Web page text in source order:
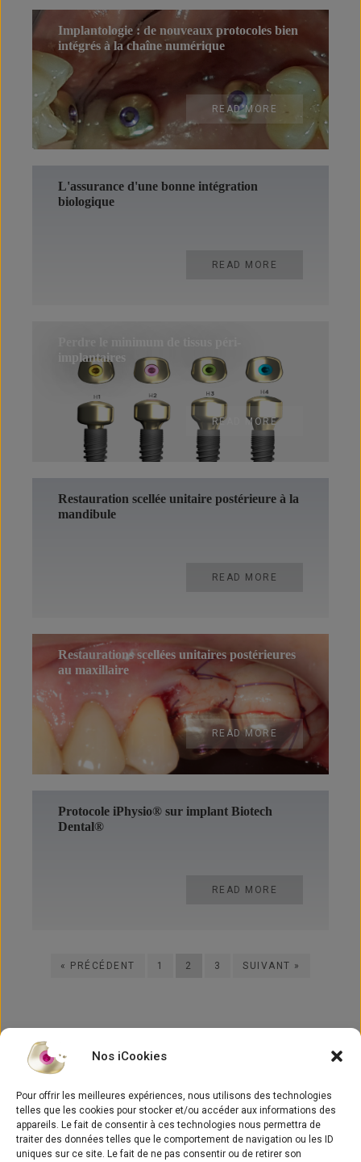
Nos iCookies
Pour offrir les meilleures expériences, nous utilisons des technologies
telles que les cookies pour stocker et/ou accéder aux informations des
appareils. Le fait de consentir à ces technologies nous permettra de
traiter des données telles que le comportement de navigation ou les ID
uniques sur ce site. Le fait de ne pas consentir ou de retirer son
Implantologie : de nouveaux protocoles bien
intégrés à la chaîne numérique
READ MORE
L'assurance d'une bonne intégration
biologique
READ MORE
implantaires
READ MORE
Restauration scellée unitaire postérieure à la
mandibule
READ MORE
Restaurations scellées unitaires postérieures
au maxillaire
READ MORE
Protocole iPhysio® sur implant Biotech
Dental®
READ MORE
« PRÉCÉDENT 1 2 3 SUIVANT »
Concept